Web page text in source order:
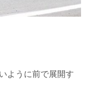
ように前で展開す